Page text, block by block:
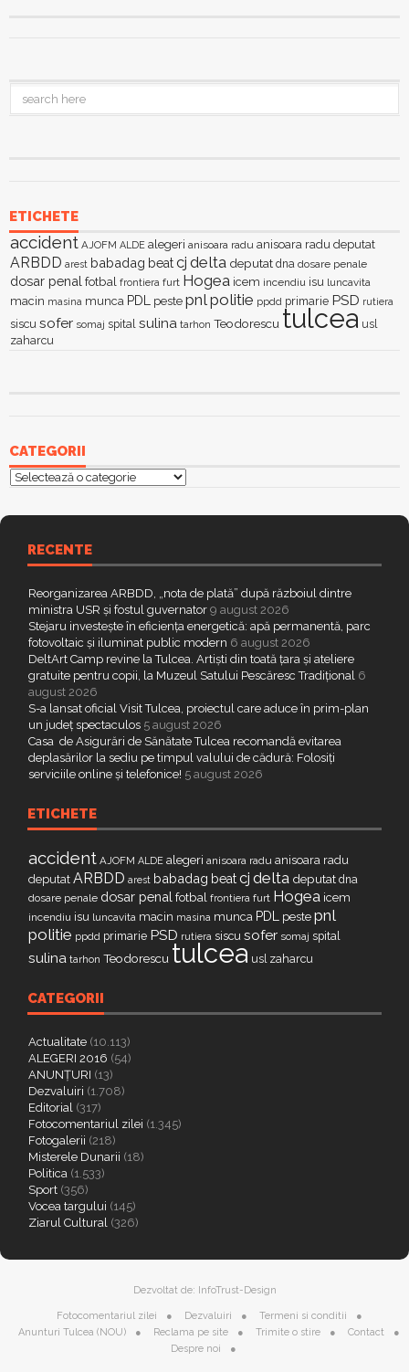
ETICHETE
accident AJOFM ALDE alegeri anisoara radu anisoara radu deputat
ARBDD arest babadag beatcj delta deputat dna dosare penale
dosar penal fotbal frontiera furt Hogea icem incendiu isu luncavita
macin masina munca PDL peste pnlpolitie ppdd primarie PSD rutiera
siscu sofer somaj spital sulina tarhon Teodorescu tulcea usl
zaharcu
CATEGORII
Categorii
RECENTE
Reorganizarea ARBDD, „nota de plată” după războiul dintre
ministra USR și fostul guvernator 9 august 2026
Stejaru investește în eficiența energetică: apă permanentă, parc
fotovoltaic și iluminat public modern 6 august 2026
DeltArt Camp revine la Tulcea. Artiști din toată țara și ateliere
gratuite pentru copii, la Muzeul Satului Pescăresc Tradițional 6
august 2026
S-a lansat oficial Visit Tulcea, proiectul care aduce în prim-plan
un județ spectaculos 5 august 2026
Casa de Asigurări de Sănătate Tulcea recomandă evitarea
deplasărilor la sediu pe timpul valului de cădură: Folosiți
serviciile online și telefonice! 5 august 2026
ETICHETE
accident AJOFM ALDE alegeri anisoara radu anisoara radu
deputat ARBDD arest babadag beatcj delta deputat dna
dosare penale dosar penal fotbal frontiera furt Hogea icem
incendiu isu luncavita macin masina munca PDL peste pnl
politie ppdd primarie PSD rutiera siscu sofer somaj spital
sulina tarhon Teodorescu tulcea usl zaharcu
CATEGORII
Actualitate (10.113)
ALEGERI 2016 (54)
ANUNȚURI (13)
Dezvaluiri (1.708)
Editorial (317)
Fotocomentariul zilei (1.345)
Fotogalerii (218)
Misterele Dunarii (18)
Politica (1.533)
Sport (356)
Vocea targului (145)
Ziarul Cultural (326)
Dezvoltat de: InfoTrust-Design
Fotocomentariul zilei Dezvaluiri
Termeni si conditii
Anunturi Tulcea (NOU)
Reclama pe site Trimite o stire
Contact
Despre noi